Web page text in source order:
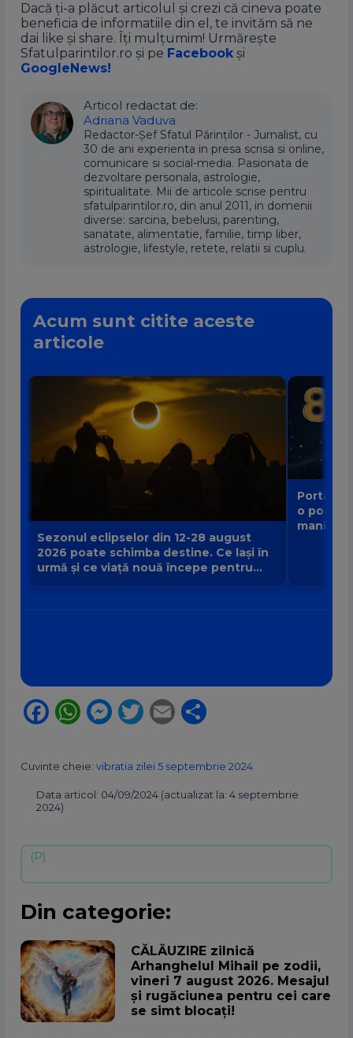
Dacă ți-a plăcut articolul și crezi că cineva poate
beneficia de informatiile din el, te invităm să ne
dai like și share. Îți mulțumim! Urmărește
Sfatulparintilor.ro și pe Facebook și
GoogleNews!
Articol redactat de:
Adriana Vaduva
Redactor-Șef Sfatul Părinților - Jurnalist, cu
30 de ani experienta in presa scrisa si online,
comunicare si social-media. Pasionata de
dezvoltare personala, astrologie,
spiritualitate. Mii de articole scrise pentru
sfatulparintilor.ro, din anul 2011, in domenii
diverse: sarcina, bebelusi, parenting,
sanatate, alimentatie, familie, timp liber,
astrologie, lifestyle, retete, relatii si cuplu.
Acum sunt citite aceste
articole
Sezonul eclipselor din 12-28 august
2026 poate schimba destine. Ce lași în
urmă și ce viață nouă începe pentru
Portalul
o poartă
Facebook
WhatsApp
Messenger
Twitter
Email
Cuvinte cheie: vibratia zilei 5 septembrie 2024
Data articol: 04/09/2024 (actualizat la: 4 septembrie
2024)
Din categorie:
CĂLĂUZIRE zilnică
Arhanghelul Mihail pe zodii,
vineri 7 august 2026. Mesajul
și rugăciunea pentru cei care
se simt blocați!